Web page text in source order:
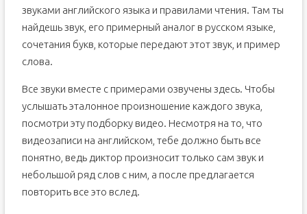
звуками английского языка и правилами чтения. Там ты
найдешь звук, его примерный аналог в русском языке,
сочетания букв, которые передают этот звук, и пример
слова.
Все звуки вместе с примерами озвучены здесь. Чтобы
услышать эталонное произношение каждого звука,
посмотри эту подборку видео. Несмотря на то, что
видеозаписи на английском, тебе должно быть все
понятно, ведь диктор произносит только сам звук и
небольшой ряд слов с ним, а после предлагается
повторить все это вслед.